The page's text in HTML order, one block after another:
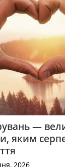
—
яким
2026